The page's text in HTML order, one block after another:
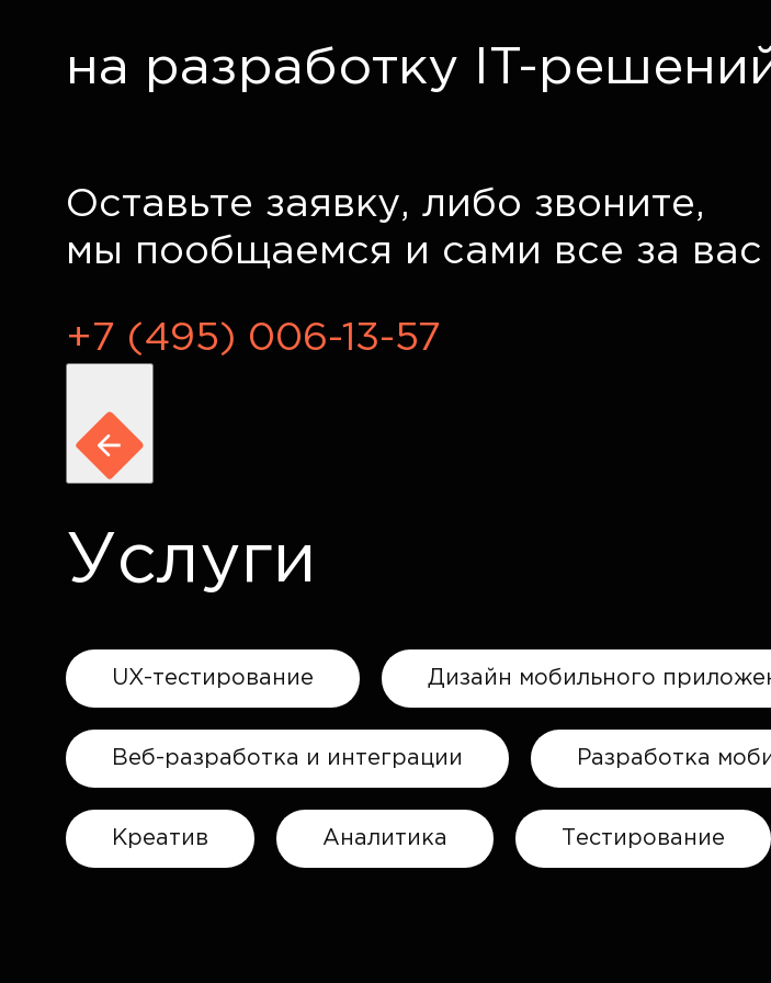
на разработку IT-
Оставьте заявку, либо звоните,
мы пообщаемся и сами все за вас
+7 (495) 006-13-57
Услуги
UX-тестирование Дизайн мобильного
Веб-разработка и интеграции Разработка
Креатив Аналитика Тестирование